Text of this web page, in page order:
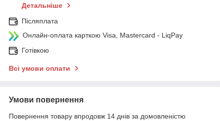
Детальніше
Післяплата
Онлайн-оплата карткою Visa, Mastercard - LiqPay
Готівкою
Всі умови оплати
Умови повернення
Повернення товару впродовж 14 днів за домовленістю